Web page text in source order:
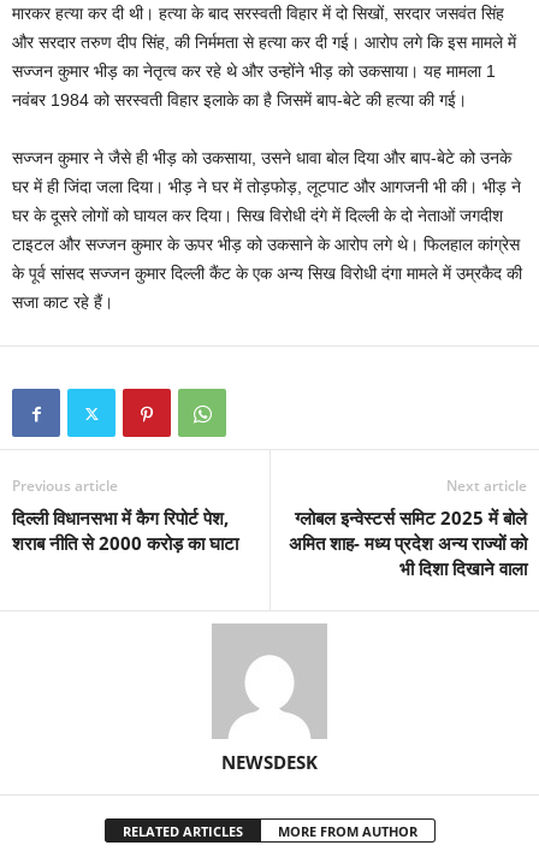
मारकर हत्या कर दी थी। हत्या के बाद सरस्वती विहार में दो सिखों, सरदार जसवंत सिंह
और सरदार तरुण दीप सिंह, की निर्ममता से हत्या कर दी गई। आरोप लगे कि इस मामले में
सज्जन कुमार भीड़ का नेतृत्व कर रहे थे और उन्होंने भीड़ को उकसाया। यह मामला 1
नवंबर 1984 को सरस्वती विहार इलाके का है जिसमें बाप-बेटे की हत्या की गई।
सज्जन कुमार ने जैसे ही भीड़ को उकसाया, उसने धावा बोल दिया और बाप-बेटे को उनके
घर में ही जिंदा जला दिया। भीड़ ने घर में तोड़फोड़, लूटपाट और आगजनी भी की। भीड़ ने
घर के दूसरे लोगों को घायल कर दिया। सिख विरोधी दंगे में दिल्ली के दो नेताओं जगदीश
टाइटल और सज्जन कुमार के ऊपर भीड़ को उकसाने के आरोप लगे थे। फिलहाल कांग्रेस
के पूर्व सांसद सज्जन कुमार दिल्ली कैंट के एक अन्य सिख विरोधी दंगा मामले में उम्रकैद की
सजा काट रहे हैं।
Previous article
दिल्ली विधानसभा में कैग रिपोर्ट पेश,
शराब नीति से 2000 करोड़ का घाटा
Next article
ग्लोबल इन्वेस्टर्स समिट 2025 में बोले
अमित शाह- मध्य प्रदेश अन्य राज्यों को
भी दिशा दिखाने वाला
NEWSDESK
RELATED ARTICLES MORE FROM AUTHOR